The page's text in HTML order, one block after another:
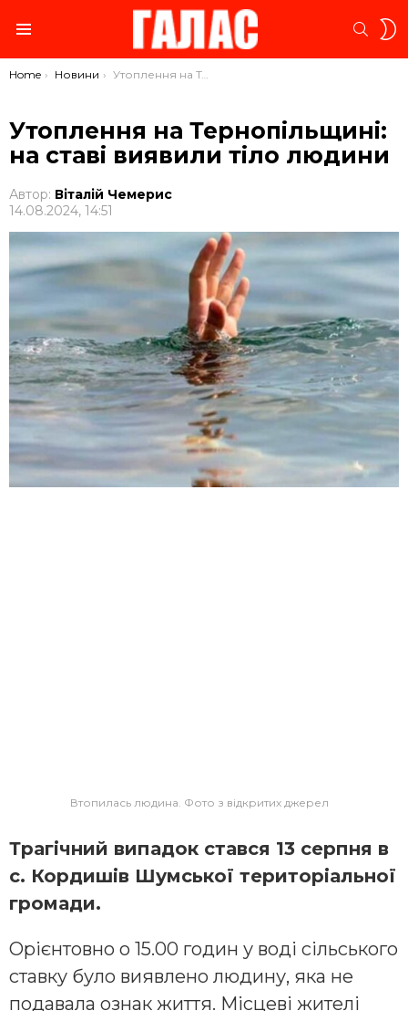
You are here:
Home Новини Утоплення на Тернопільщині: на ставі виявили тіло людини
Утоплення на Тернопільщині:
на ставі виявили тіло людини
Автор: Віталій Чемерис
14.08.2024, 14:51
Втопилась людина. Фото з відкритих джерел
Трагічний випадок стався 13 серпня в
с. Кордишів Шумської територіальної
громади.
Орієнтовно о 15.00 годин у воді сільського
ставку було виявлено людину, яка не
подавала ознак життя. Місцеві жителі